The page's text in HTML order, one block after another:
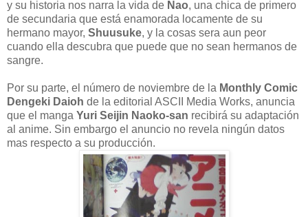
y su historia nos narra la vida de Nao, una chica de primero
de secundaria que está enamorada locamente de su
hermano mayor, Shuusuke, y la cosas sera aun peor
cuando ella descubra que puede que no sean hermanos de
sangre.
Por su parte, el número de noviembre de la Monthly Comic
Dengeki Daioh de la editorial ASCII Media Works, anuncia
que el manga Yuri Seijin Naoko-san recibirá su adaptación
al anime. Sin embargo el anuncio no revela ningún datos
mas respecto a su producción.